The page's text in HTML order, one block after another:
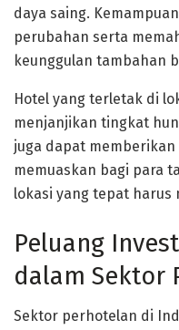
daya saing.
perubahan serta
keunggulan tambahan
Hotel yang terletak di
menjanjikan tingkat
juga dapat
memuaskan bagi para
lokasi yang tepat
Peluang
dalam Sektor
Sektor perhotelan di